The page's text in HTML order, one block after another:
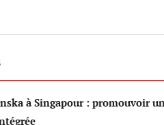
à Singapour : promouvoir